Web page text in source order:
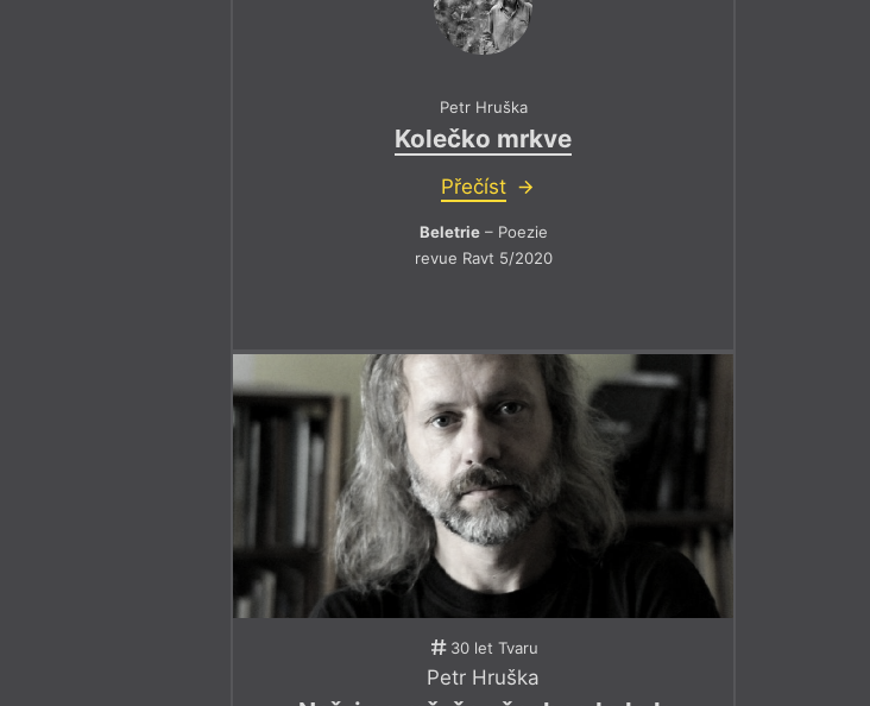
Petr Hruška
Kolečko mrkve
Přečíst
Beletrie– Poezie
revue Ravt 5/2020
30 let Tvaru
Petr Hruška